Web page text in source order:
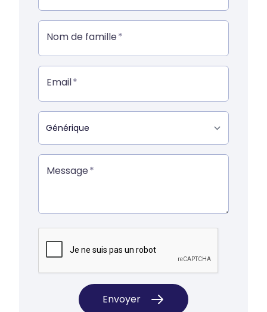
Nom de famille
Email
Message
Envoyer